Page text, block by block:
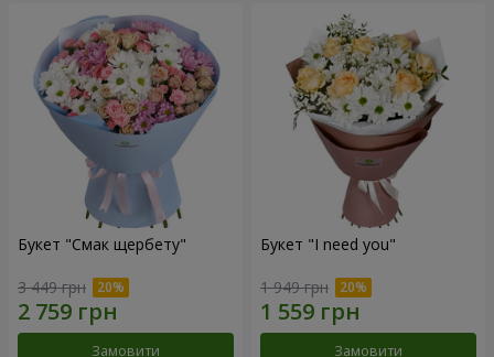
Букет "Смак щербету"
3 449 грн
Замовити
Букет "I need you"
1 949 грн
Замовити